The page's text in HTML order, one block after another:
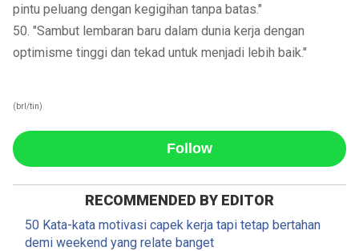
pintu peluang dengan kegigihan tanpa batas."
50. "Sambut lembaran baru dalam dunia kerja dengan
optimisme tinggi dan tekad untuk menjadi lebih baik."
(brl/tin)
Follow
RECOMMENDED BY EDITOR
50 Kata-kata motivasi capek kerja tapi tetap bertahan
demi weekend yang relate banget